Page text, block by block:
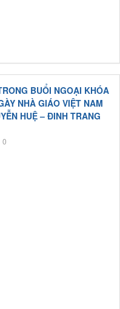
BUỔI NGOẠI KHÓA
NHÀ GIÁO VIỆT NAM
HUỆ – ĐINH TRANG
0